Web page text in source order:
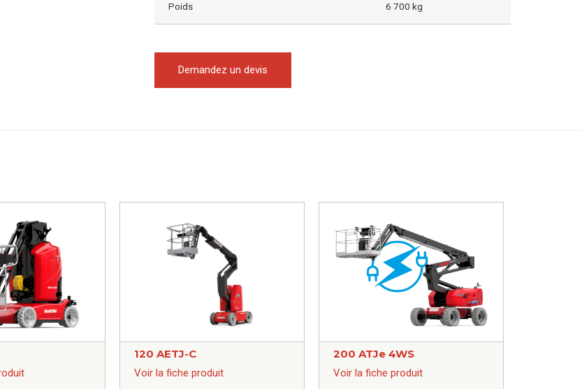
Poids 6 700 kg
Demandez un devis
120 AETJ-C
Voir la fiche produit
200 ATJe 4WS
Voir la fiche produit